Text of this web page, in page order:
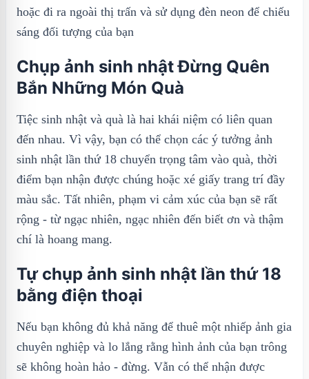
hoặc đi ra ngoài thị trấn và sử dụng đèn neon để chiếu
sáng đối tượng của bạn
Chụp ảnh sinh nhật Đừng Quên
Bắn Những Món Quà
Tiệc sinh nhật và quà là hai khái niệm có liên quan
đến nhau. Vì vậy, bạn có thể chọn các ý tưởng ảnh
sinh nhật lần thứ 18 chuyển trọng tâm vào quà, thời
điểm bạn nhận được chúng hoặc xé giấy trang trí đầy
màu sắc. Tất nhiên, phạm vi cảm xúc của bạn sẽ rất
rộng - từ ngạc nhiên, ngạc nhiên đến biết ơn và thậm
chí là hoang mang.
Tự chụp ảnh sinh nhật lần thứ 18
bằng điện thoại
Nếu bạn không đủ khả năng để thuê một nhiếp ảnh gia
chuyên nghiệp và lo lắng rằng hình ảnh của bạn trông
sẽ không hoàn hảo - đừng. Vẫn có thể nhận được